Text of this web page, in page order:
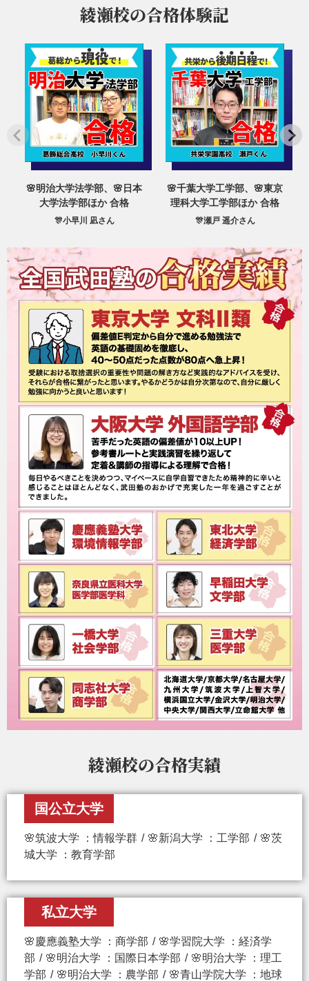
綾瀬校の合格体験記
🌸明治大学法学部、🌸日本
大学法学部ほか 合格
🎊小早川 凪さん
🌸千葉大学工学部、🌸東京
理科大学工学部ほか 合格
🎊瀬戸 遥介さん
綾瀬校の合格実績
国公立大学
🌸筑波大学 ：情報学群 🌸新潟大学 ：工学部
🌸茨
城大学 ：教育学部
私立大学
🌸慶應義塾大学 ：商学部
🌸学習院大学 ：経済学
部
🌸明治大学 ：国際日本学部
🌸明治大学 ：理工
学部
🌸明治大学 ：農学部
🌸青山学院大学 ：地球